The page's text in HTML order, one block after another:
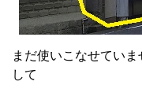
まだ使いこなせてい
して